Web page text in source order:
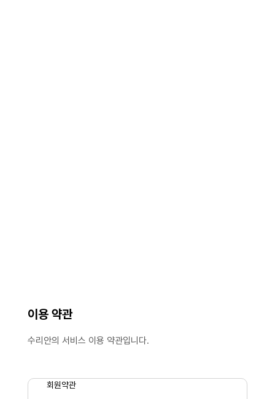
이용 약관
수리안의 서비스 이용 약관입니다.
회원약관